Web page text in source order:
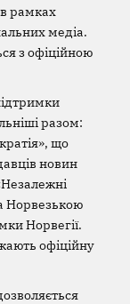
рамках
медіа.
з офіційною
разом:
що
новин
Норвезькою
Норвегії.
офіційну